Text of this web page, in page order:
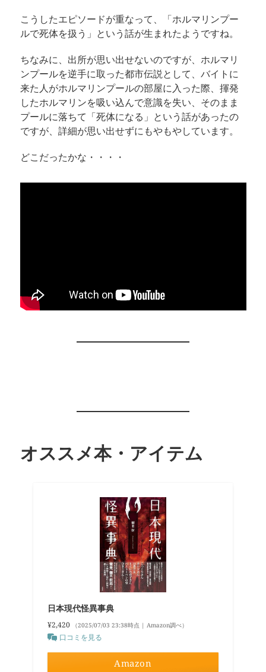
こうしたエピソードが重なって、「ホルマリンプー
ルで死体を扱う」という話が生まれたようですね。
ちなみに、出所が思い出せないのですが、ホルマリ
ンプールを逆手に取った都市伝説として、バイトに
来た人がホルマリンプールの部屋に入った際、揮発
したホルマリンを吸い込んで意識を失い、そのまま
プールに落ちて「死体になる」という話があったの
ですが、詳細が思い出せずにもやもやしています。
どこだったかな・・・・
オススメ本・アイテム
日本現代怪異事典
¥2,420 （2025/07/03 23:38時点 | Amazon調べ）
口コミを見る
Amazon